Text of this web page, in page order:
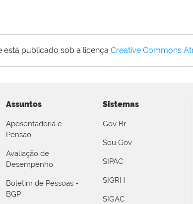
está publicado sob a licença Creative Commons
Assuntos
Aposentadoria e
Pensão
Avaliação de
Desempenho
Boletim de Pessoas -
BGP
Sistemas
Gov Br
Sou Gov
SIPAC
SIGRH
SIGAC